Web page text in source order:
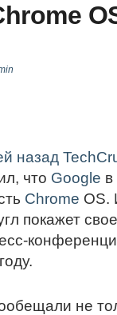
назад
что Google
Chrome OS.
покажет
не